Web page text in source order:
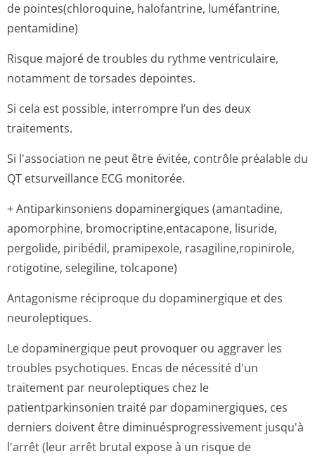
de pointes(chloro­quine, halofantrine, luméfantrine,
pentamidine)
Risque majoré de troubles du rythme ventriculaire,
notamment de torsades depointes.
Si cela est possible, interrompre l’un des deux
traitements.
Si l'association ne peut être évitée, contrôle préalable du
QT etsurveillance ECG monitorée.
+ Antiparkinsoniens dopaminergiques (amantadine,
apomorphine, bromocriptine,en­tacapone, lisuride,
pergolide, piribédil, pramipexole, rasagiline,ro­pinirole,
rotigotine, selegiline, tolcapone)
Antagonisme réciproque du dopaminergique et des
neuroleptiques.
Le dopaminergique peut provoquer ou aggraver les
troubles psychotiques. Encas de nécessité d'un
traitement par neuroleptiques chez le
patientparkinsonien traité par dopaminergiques, ces
derniers doivent être diminuésprogres­sivement jusqu'à
l'arrêt (leur arrêt brutal expose à un risque de